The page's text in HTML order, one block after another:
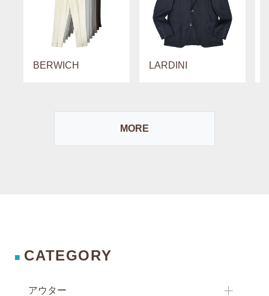
BERWICH LARDINI
MORE
■ CATEGORY
アウター